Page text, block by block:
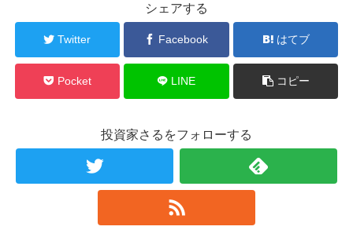
シェアする
Twitter Facebook はてブ
Pocket LINE コピー
投資家さるをフォローする